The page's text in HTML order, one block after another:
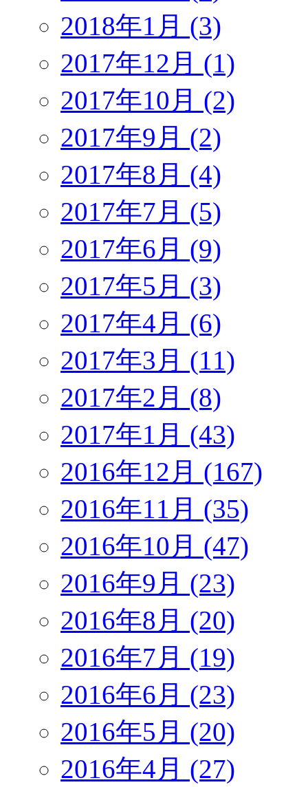
2018年1月 (3)
2017年12月 (1)
2017年10月 (2)
2017年9月 (2)
2017年8月 (4)
2017年7月 (5)
2017年6月 (9)
2017年5月 (3)
2017年4月 (6)
2017年3月 (11)
2017年2月 (8)
2017年1月 (43)
2016年12月 (167)
2016年11月 (35)
2016年10月 (47)
2016年9月 (23)
2016年8月 (20)
2016年7月 (19)
2016年6月 (23)
2016年5月 (20)
2016年4月 (27)